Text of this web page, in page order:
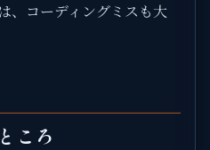
、コーディングミスも大
ころ